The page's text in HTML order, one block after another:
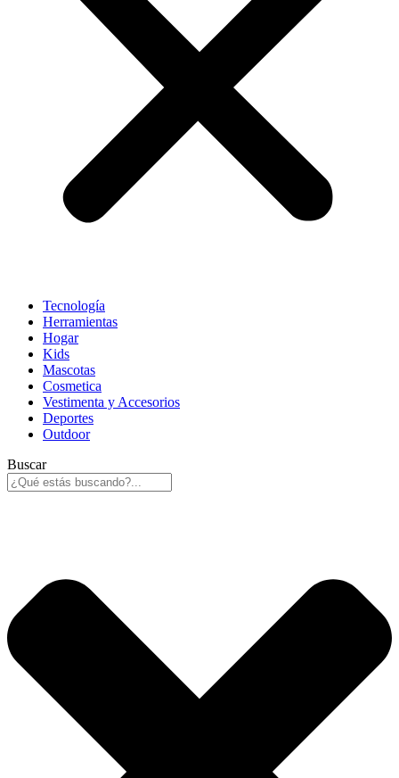
Tecnología
Herramientas
Hogar
Kids
Mascotas
Cosmetica
Vestimenta y Accesorios
Deportes
Outdoor
Buscar